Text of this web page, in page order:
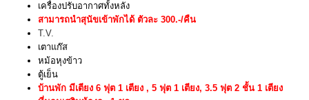
เครื่องปรับอากาศทั้งหลัง
สามารถนำสุนัขเข้าพักได้ ตัวละ 300.-/คืน
T.V.
เตาแก๊ส
หม้อหุงข้าว
ตู้เย็น
บ้านพัก มีเตียง 6 ฟุต 1 เตียง , 5 ฟุต 1 เตียง, 3.5 ฟุต 2 ชั้น 1 เตียง